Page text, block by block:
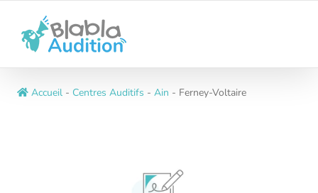
contenu
Accueil - Centres Auditifs - Ain - Ferney-Voltaire